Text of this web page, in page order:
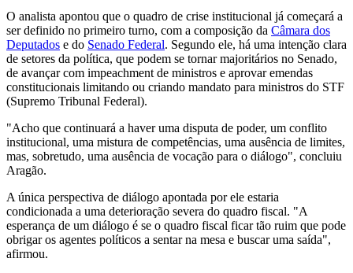
O analista apontou que o quadro de crise institucional já começará a
ser definido no primeiro turno, com a composição da Câmara dos
Deputados e do Senado Federal. Segundo ele, há uma intenção clara
de setores da política, que podem se tornar majoritários no Senado,
de avançar com impeachment de ministros e aprovar emendas
constitucionais limitando ou criando mandato para ministros do STF
(Supremo Tribunal Federal).
"Acho que continuará a haver uma disputa de poder, um conflito
institucional, uma mistura de competências, uma ausência de limites,
mas, sobretudo, uma ausência de vocação para o diálogo", concluiu
Aragão.
A única perspectiva de diálogo apontada por ele estaria
condicionada a uma deterioração severa do quadro fiscal. "A
esperança de um diálogo é se o quadro fiscal ficar tão ruim que pode
obrigar os agentes políticos a sentar na mesa e buscar uma saída",
afirmou.